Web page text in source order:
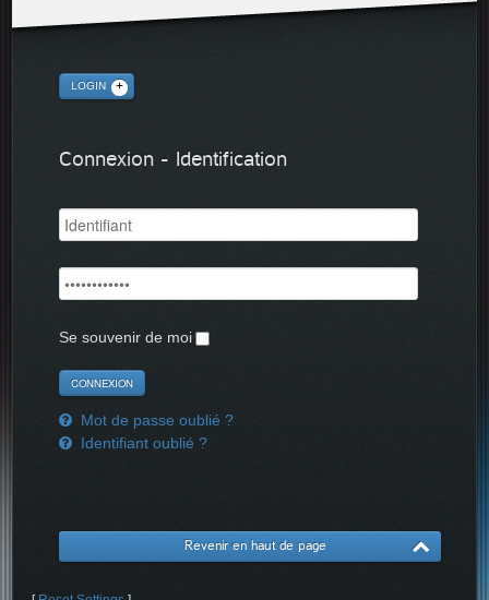
LOGIN
Connexion - Identification
Se souvenir de moi
Mot de passe oublié ?
Identifiant oublié ?
Revenir en haut de page